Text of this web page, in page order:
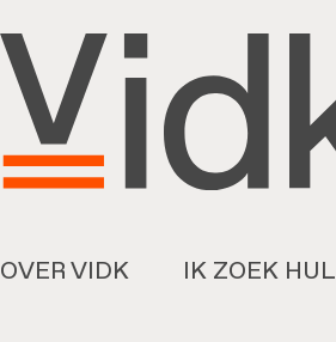
OVER VIDK IK ZOEK